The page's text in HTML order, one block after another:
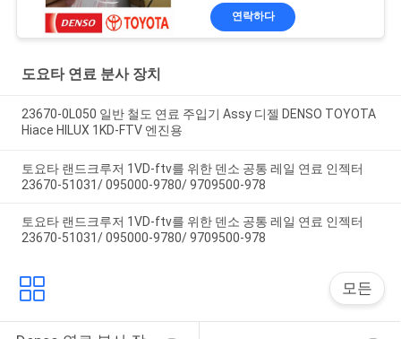
연락하다
도요타 연료 분사 장치
23670-0L050 일반 철도 연료 주입기 Assy 디젤 DENSO TOYOTA
Hiace HILUX 1KD-FTV 엔진용
토요타 랜드크루저 1VD-ftv를 위한 덴소 공통 레일 연료 인젝터
23670-51031/ 095000-9780/ 9709500-978
토요타 랜드크루저 1VD-ftv를 위한 덴소 공통 레일 연료 인젝터
23670-51031/ 095000-9780/ 9709500-978
모든